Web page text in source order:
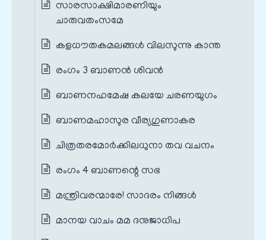
സാരസാക്ഷിമാരണിയും
ചാരുവതംസമേ
കളധൗതകമലങ്ങൾ വിലസുന്നു കാന്ത
രംഗം 3 ബാണൻ ശിവൻ
ബാണനഹമേഷ കലയേ ചരണയുഗം
ബാണമഹാസുര വീര്യഗുണാകര
ചിത്രതരമോർക്കിലധുനാ തവ വചനം
രംഗം 4 ബാണന്റെ സഭ
മന്ത്രിവരന്മാരേ! സാദരം നിങ്ങൾ
മാനയ വാചം മമ ദനുജാധിപ